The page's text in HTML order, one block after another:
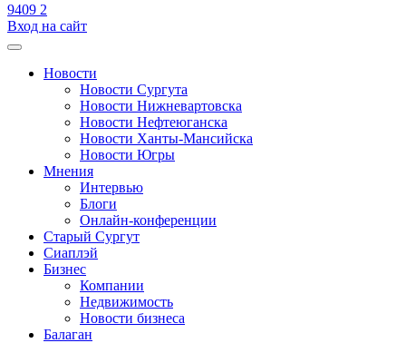
9409 2
Вход на сайт
Новости
Новости Сургута
Новости Нижневартовска
Новости Нефтеюганска
Новости Ханты-Мансийска
Новости Югры
Мнения
Интервью
Блоги
Онлайн-конференции
Старый Сургут
Сиаплэй
Бизнес
Компании
Недвижимость
Новости бизнеса
Балаган